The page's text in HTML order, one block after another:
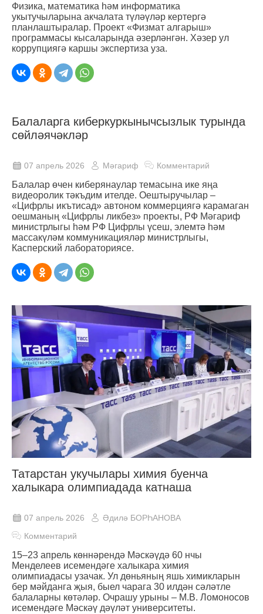
Физика, математика һәм информатика
укытучыларына акчалата түләүләр кертергә
планлаштыралар. Проект «Физмат алгарыш»
программасы кысаларында әзерләнгән. Хәзер ул
коррупциягә каршы экспертиза уза.
Балаларга киберкуркынычсызлык турында
сөйләячәкләр
07 апрель 2026 Мәгариф Комментарий
Балалар өчен киберянаулар темасына ике яңа
видеоролик тәкъдим ителде. Оештыручылар –
«Цифрлы икътисад» автоном коммерциягә карамаган
оешманың «Цифрлы ликбез» проекты, РФ Мәгариф
министрлыгы һәм РФ Цифрлы үсеш, элемтә һәм
массакүләм коммуникацияләр министрлыгы,
Касперский лабораториясе.
Татарстан укучылары химия буенча
халыкара олимпиадада катнаша
07 апрель 2026
Әдилә БОРҺАНОВА
Комментарий
15–23 апрель көннәрендә Мәскәүдә 60 нчы
Менделеев исемендәге халыкара химия
олимпиадасы узачак. Ул дөньяның яшь химикларын
бер мәйданга җыя, быел чарага 30 илдән сәләтле
балаларны көтәләр. Очрашу урыны – М.В. Ломоносов
исемендәге Мәскәү дәүләт университеты.